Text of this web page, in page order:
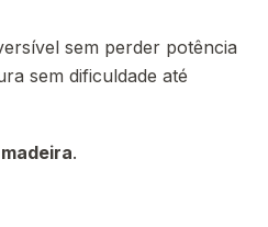
sem perder potência
sem dificuldade até
.